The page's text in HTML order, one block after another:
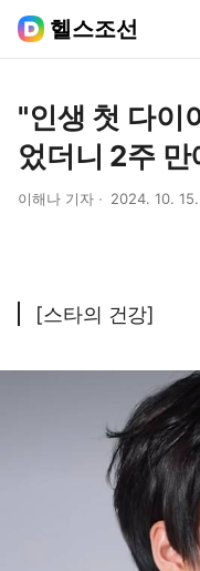
헬스조선
"인생 첫 다이
었더니 2주
이해나 기자 2024. 10.
[스타의 건강]